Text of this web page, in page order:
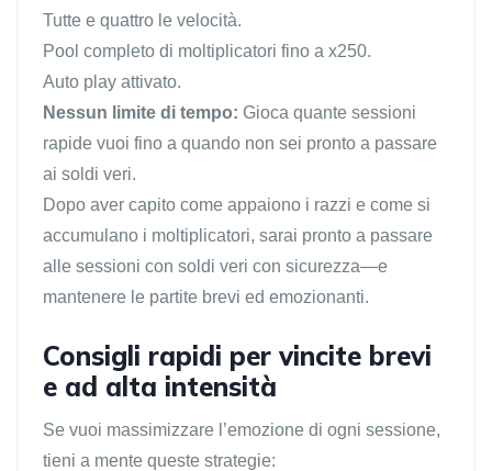
Tutte e quattro le velocità.
Pool completo di moltiplicatori fino a x250.
Auto play attivato.
Nessun limite di tempo: Gioca quante sessioni
rapide vuoi fino a quando non sei pronto a passare
ai soldi veri.
Dopo aver capito come appaiono i razzi e come si
accumulano i moltiplicatori, sarai pronto a passare
alle sessioni con soldi veri con sicurezza—e
mantenere le partite brevi ed emozionanti.
Consigli rapidi per vincite brevi
e ad alta intensità
Se vuoi massimizzare l’emozione di ogni sessione,
tieni a mente queste strategie: